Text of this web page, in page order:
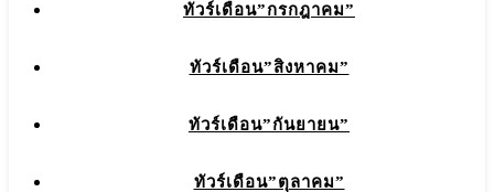
ทัวร์เดือน”กรกฎาคม”
ทัวร์เดือน”สิงหาคม”
ทัวร์เดือน”กันยายน”
ทัวร์เดือน”ตุลาคม”